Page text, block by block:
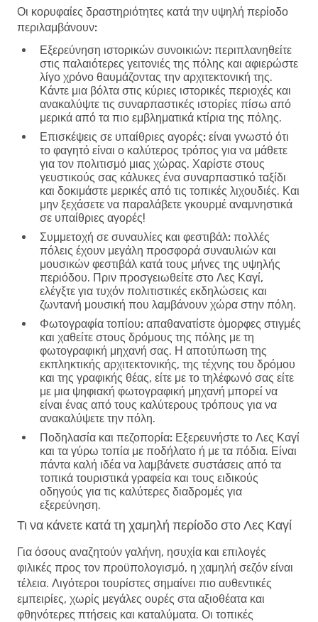
Οι κορυφαίες δραστηριότητες κατά την υψηλή περίοδο
περιλαμβάνουν:
Εξερεύνηση ιστορικών συνοικιών: περιπλανηθείτε
στις παλαιότερες γειτονιές της πόλης και αφιερώστε
λίγο χρόνο θαυμάζοντας την αρχιτεκτονική της.
Κάντε μια βόλτα στις κύριες ιστορικές περιοχές και
ανακαλύψτε τις συναρπαστικές ιστορίες πίσω από
μερικά από τα πιο εμβληματικά κτίρια της πόλης.
Επισκέψεις σε υπαίθριες αγορές: είναι γνωστό ότι
το φαγητό είναι ο καλύτερος τρόπος για να μάθετε
για τον πολιτισμό μιας χώρας. Χαρίστε στους
γευστικούς σας κάλυκες ένα συναρπαστικό ταξίδι
και δοκιμάστε μερικές από τις τοπικές λιχουδιές. Και
μην ξεχάσετε να παραλάβετε γκουρμέ αναμνηστικά
σε υπαίθριες αγορές!
Συμμετοχή σε συναυλίες και φεστιβάλ: πολλές
πόλεις έχουν μεγάλη προσφορά συναυλιών και
μουσικών φεστιβάλ κατά τους μήνες της υψηλής
περιόδου. Πριν προσγειωθείτε στο Λες Καγί,
ελέγξτε για τυχόν πολιτιστικές εκδηλώσεις και
ζωντανή μουσική που λαμβάνουν χώρα στην πόλη.
Φωτογραφία τοπίου: απαθανατίστε όμορφες στιγμές
και χαθείτε στους δρόμους της πόλης με τη
φωτογραφική μηχανή σας. Η αποτύπωση της
εκπληκτικής αρχιτεκτονικής, της τέχνης του δρόμου
και της γραφικής θέας, είτε με το τηλέφωνό σας είτε
με μια ψηφιακή φωτογραφική μηχανή μπορεί να
είναι ένας από τους καλύτερους τρόπους για να
ανακαλύψετε την πόλη.
Ποδηλασία και πεζοπορία: Εξερευνήστε το Λες Καγί
και τα γύρω τοπία με ποδήλατο ή με τα πόδια. Είναι
πάντα καλή ιδέα να λαμβάνετε συστάσεις από τα
τοπικά τουριστικά γραφεία και τους ειδικούς
οδηγούς για τις καλύτερες διαδρομές για
εξερεύνηση.
Τι να κάνετε κατά τη χαμηλή περίοδο στο Λες Καγί
Για όσους αναζητούν γαλήνη, ησυχία και επιλογές
φιλικές προς τον προϋπολογισμό, η χαμηλή σεζόν είναι
τέλεια. Λιγότεροι τουρίστες σημαίνει πιο αυθεντικές
εμπειρίες, χωρίς μεγάλες ουρές στα αξιοθέατα και
φθηνότερες πτήσεις και καταλύματα. Οι τοπικές